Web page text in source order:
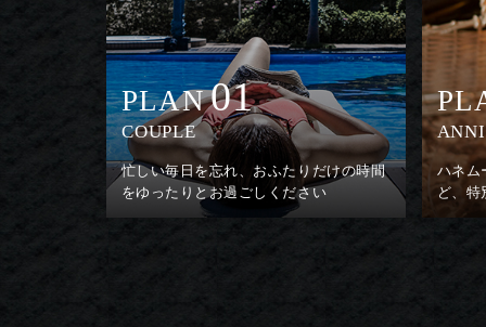
PLAN01
COUPLE
忙しい毎日を忘れ、おふたりだけの時間
をゆったりとお過ごしください
ハネム
ど、特